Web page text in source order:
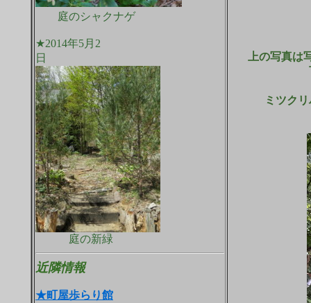
庭のシャクナゲ
★2014年5月2
日
庭の新緑
近隣情報
★町屋歩らり館
上の写真
ミツク